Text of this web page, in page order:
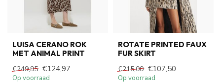
LUISA CERANO ROK
MET ANIMAL PRINT
€249,95 €124,97
Op voorraad
ROTATE PRINTED FAUX
FUR SKIRT
€215,00 €107,50
Op voorraad